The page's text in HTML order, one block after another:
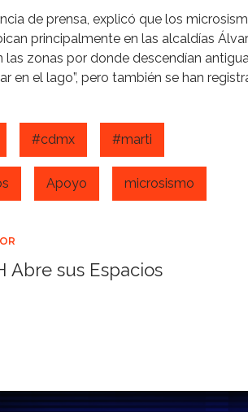
de prensa, explicó que los
principalmente en las alcaldías
las zonas por donde descendían
en el lago”, pero también se han
#cdmx #marti
Apoyo microsismo
Abre sus Espacios